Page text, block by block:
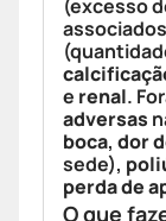
(excesso
e renal.
adversas
boca, dor
sede),
perda de
O que